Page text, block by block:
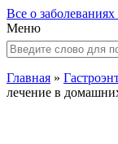
Все о
Меню
Главная »
лечение в